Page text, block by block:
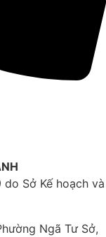
Sở Kế hoạch và
Ngã Tư Sở,